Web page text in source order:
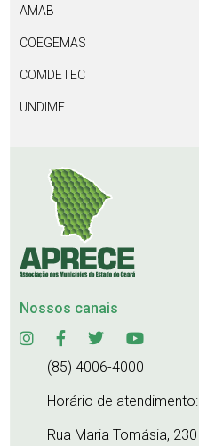
AMAB
COEGEMAS
COMDETEC
UNDIME
Nossos canais
(85) 4006-4000
Horário de
Rua Maria Tomásia,